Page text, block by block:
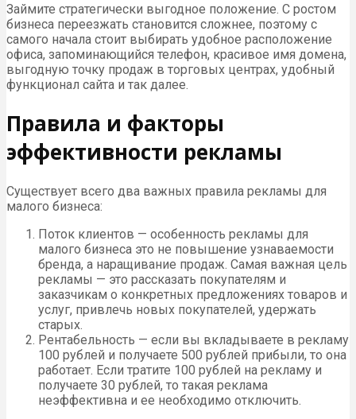
Займите стратегически выгодное положение. С ростом
бизнеса переезжать становится сложнее, поэтому с
самого начала стоит выбирать удобное расположение
офиса, запоминающийся телефон, красивое имя домена,
выгодную точку продаж в торговых центрах, удобный
функционал сайта и так далее.
Правила и факторы
эффективности рекламы
Существует всего два важных правила рекламы для
малого бизнеса:
Поток клиентов — особенность рекламы для
малого бизнеса это не повышение узнаваемости
бренда, а наращивание продаж. Самая важная цель
рекламы — это рассказать покупателям и
заказчикам о конкретных предложениях товаров и
услуг, привлечь новых покупателей, удержать
старых.
Рентабельность — если вы вкладываете в рекламу
100 рублей и получаете 500 рублей прибыли, то она
работает. Если тратите 100 рублей на рекламу и
получаете 30 рублей, то такая реклама
неэффективна и ее необходимо отключить.